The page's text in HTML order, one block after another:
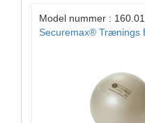
Model nummer :
Securemax® Trænings